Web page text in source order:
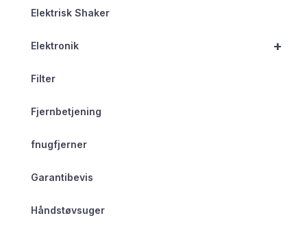
Elektrisk Shaker
+
Elektronik
Filter
Fjernbetjening
fnugfjerner
Garantibevis
Håndstøvsuger